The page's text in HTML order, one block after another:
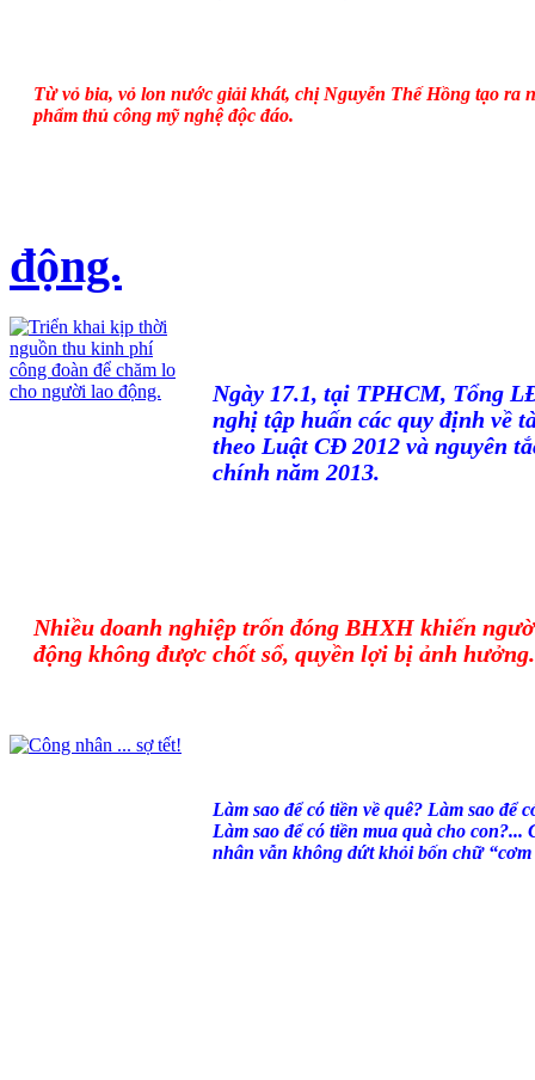
Từ vỏ bia, vỏ lon nước giải khát, chị Nguyễn Thế Hồng tạo ra
phẩm thủ công mỹ nghệ độc đáo.
động.
Ngày 17.1, tại TPHCM, Tổng
nghị tập huấn các quy định về
theo Luật CĐ 2012 và nguyên
chính năm 2013.
Nhiều doanh nghiệp trốn đóng BHXH khiến
động không được chốt sổ, quyền lợi bị ảnh hưởng.
Làm sao để có tiền về quê? Làm sao để
Làm sao để có tiền mua quà cho con?...
nhân vẫn không dứt khỏi bốn chữ “cơm